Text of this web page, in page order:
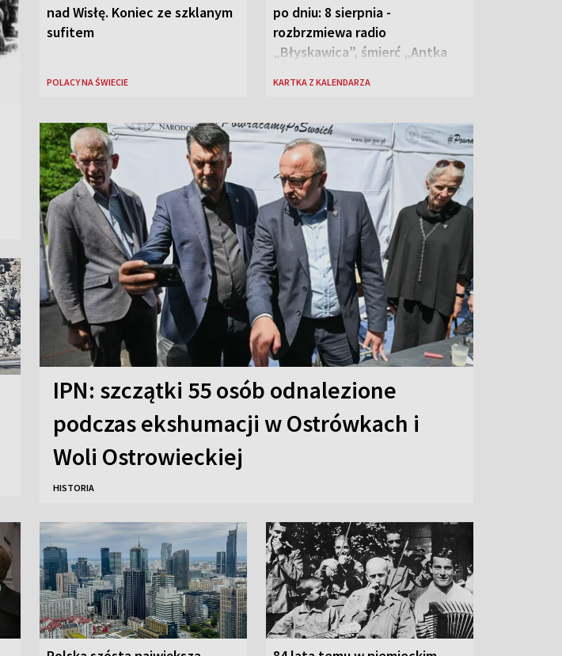
nad Wisłę. Koniec ze szklanym
sufitem
POLACY NA ŚWIECIE
po dniu: 8 sierpnia -
rozbrzmiewa radio
„Błyskawica”, śmierć „Antka
KARTKA Z KALENDARZA
IPN: szczątki 55 osób odnalezione
podczas ekshumacji w Ostrówkach i
Woli Ostrowieckiej
HISTORIA